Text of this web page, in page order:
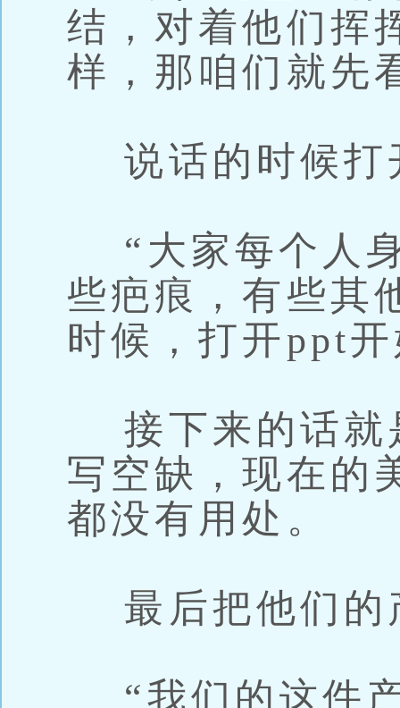
结，对着他们挥
样，那咱们就先
说话的时候打
“大家每个人
些疤痕，有些
时候，打开ppt
接下来的话就
写空缺，现在的
都没有用处。
最后把他们的
“我们的这件